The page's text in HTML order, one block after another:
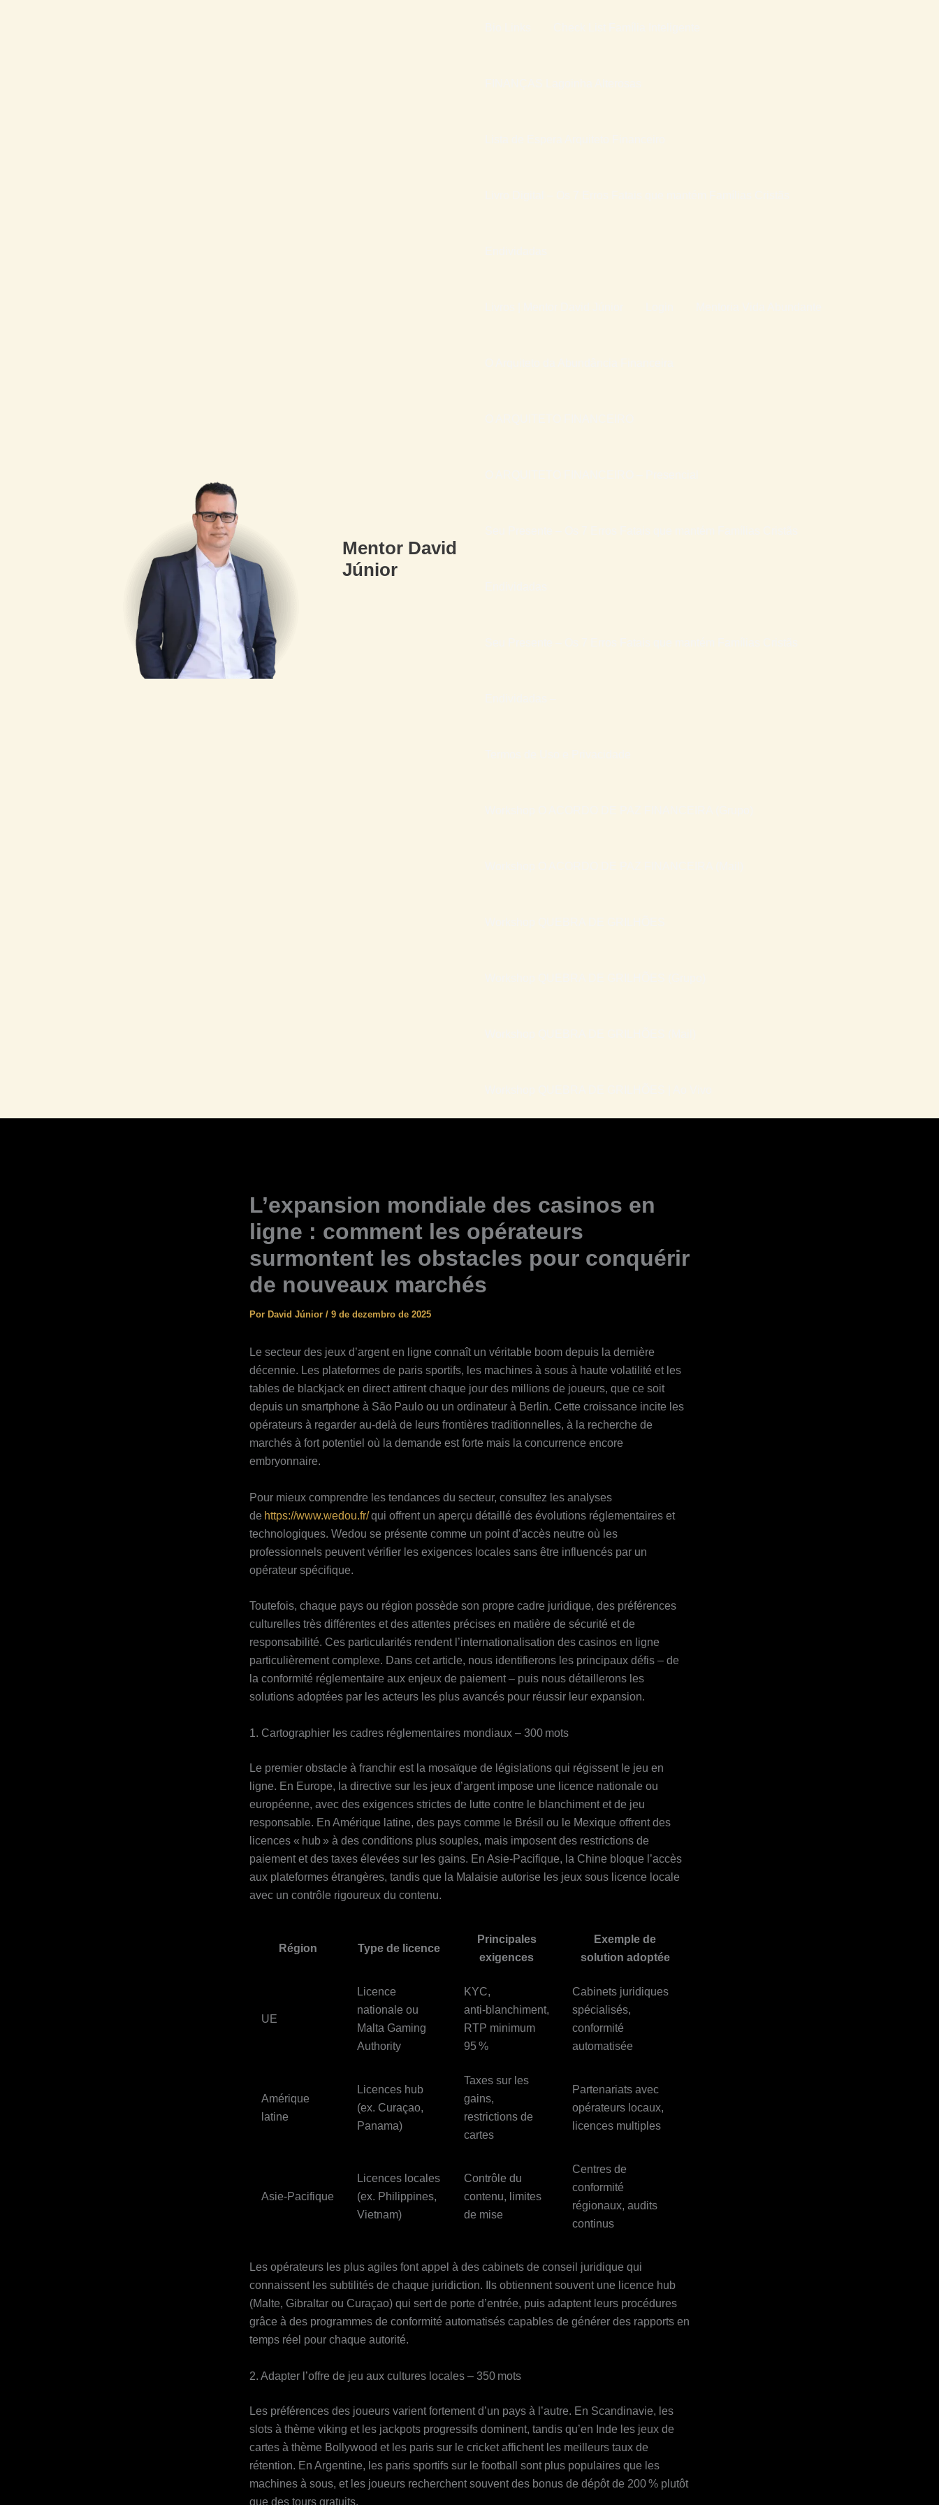
Mentor David
Júnior
L’expansion mondiale des casinos en
ligne : comment les opérateurs
surmontent les obstacles pour conquérir
de nouveaux marchés
Por David Júnior / 9 de dezembro de 2025
Le secteur des jeux d’argent en ligne connaît un véritable boom depuis la dernière
décennie. Les plateformes de paris sportifs, les machines à sous à haute volatilité et les
tables de blackjack en direct attirent chaque jour des millions de joueurs, que ce soit
depuis un smartphone à São Paulo ou un ordinateur à Berlin. Cette croissance incite les
opérateurs à regarder au‑delà de leurs frontières traditionnelles, à la recherche de
marchés à fort potentiel où la demande est forte mais la concurrence encore
embryonnaire.
Pour mieux comprendre les tendances du secteur, consultez les analyses
de https://www.wedou.fr/qui offrent un aperçu détaillé des évolutions réglementaires et
technologiques. Wedou se présente comme un point d’accès neutre où les
professionnels peuvent vérifier les exigences locales sans être influencés par un
opérateur spécifique.
Toutefois, chaque pays ou région possède son propre cadre juridique, des préférences
culturelles très différentes et des attentes précises en matière de sécurité et de
responsabilité. Ces particularités rendent l’internationalisation des casinos en ligne
particulièrement complexe. Dans cet article, nous identifierons les principaux défis – de
la conformité réglementaire aux enjeux de paiement – puis nous détaillerons les
solutions adoptées par les acteurs les plus avancés pour réussir leur expansion.
1. Cartographier les cadres réglementaires mondiaux – 300 mots
Le premier obstacle à franchir est la mosaïque de législations qui régissent le jeu en
ligne. En Europe, la directive sur les jeux d’argent impose une licence nationale ou
européenne, avec des exigences strictes de lutte contre le blanchiment et de jeu
responsable. En Amérique latine, des pays comme le Brésil ou le Mexique offrent des
licences « hub » à des conditions plus souples, mais imposent des restrictions de
paiement et des taxes élevées sur les gains. En Asie‑Pacifique, la Chine bloque l’accès
aux plateformes étrangères, tandis que la Malaisie autorise les jeux sous licence locale
avec un contrôle rigoureux du contenu.
Région Type de licence
Principales
exigences
Exemple de
solution adoptée
UE
Licence
nationale ou
Malta Gaming
Authority
KYC,
anti‑blanchiment,
RTP minimum
95 %
Cabinets juridiques
spécialisés,
conformité
automatisée
Amérique
latine
Licences hub
(ex. Curaçao,
Panama)
Taxes sur les
gains,
restrictions de
cartes
Partenariats avec
opérateurs locaux,
licences multiples
Asie‑Pacifique
Licences locales
(ex. Philippines,
Vietnam)
Contrôle du
contenu, limites
de mise
Centres de
conformité
régionaux, audits
continus
Les opérateurs les plus agiles font appel à des cabinets de conseil juridique qui
connaissent les subtilités de chaque juridiction. Ils obtiennent souvent une licence hub
(Malte, Gibraltar ou Curaçao) qui sert de porte d’entrée, puis adaptent leurs procédures
grâce à des programmes de conformité automatisés capables de générer des rapports en
temps réel pour chaque autorité.
2. Adapter l’offre de jeu aux cultures locales – 350 mots
Les préférences des joueurs varient fortement d’un pays à l’autre. En Scandinavie, les
slots à thème viking et les jackpots progressifs dominent, tandis qu’en Inde les jeux de
cartes à thème Bollywood et les paris sur le cricket affichent les meilleurs taux de
rétention. En Argentine, les paris sportifs sur le football sont plus populaires que les
machines à sous, et les joueurs recherchent souvent des bonus de dépôt de 200 % plutôt
que des tours gratuits.